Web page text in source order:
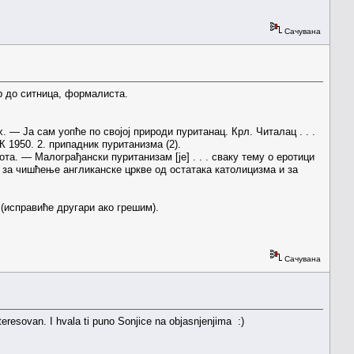
Сачувана
до ситница, формалиста.
— Ја сам уопће по својој природи пуританац. Крл. Читалац . . .
2. припадник пуританизма (2).
— Малограђански пуританизам [је] . . . сваку тему о еротици
чишћење англиканске цркве од остатака католицизма и за
другари ако грешим).
Сачувана
I hvala ti puno Sonjice na objasnjenjima :)